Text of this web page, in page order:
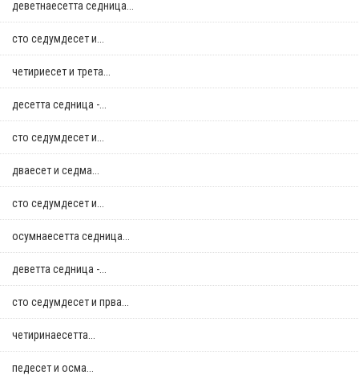
деветнаесетта седница...
сто седумдесет и...
четириесет и трета...
десетта седница -...
сто седумдесет и...
дваесет и седма...
сто седумдесет и...
осумнaесетта седница...
деветта седница -...
сто седумдесет и прва...
четиринаесетта...
педесет и осма...